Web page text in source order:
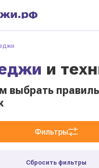
и
выбрать
Фильтры
Сбросить фильтры